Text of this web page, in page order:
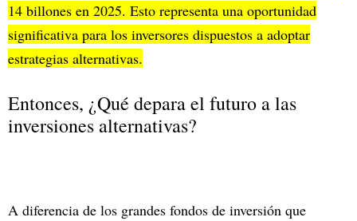
14 billones en 2025. Esto representa una oportunidad
significativa para los inversores dispuestos a adoptar
estrategias alternativas.
Entonces, ¿Qué depara el futuro a las
inversiones alternativas?
A diferencia de los grandes fondos de inversión que